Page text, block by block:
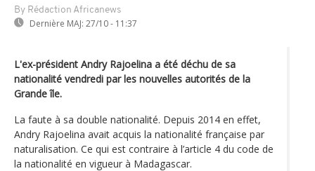
By Rédaction Africanews
Dernière MAJ: 27/10 - 11:37
L'ex-président Andry Rajoelina a été déchu de sa
nationalité vendredi par les nouvelles autorités de la
Grande île.
La faute à sa double nationalité. Depuis 2014 en effet,
Andry Rajoelina avait acquis la nationalité française par
naturalisation. Ce qui est contraire à l’article 4 du code de
la nationalité en vigueur à Madagascar.